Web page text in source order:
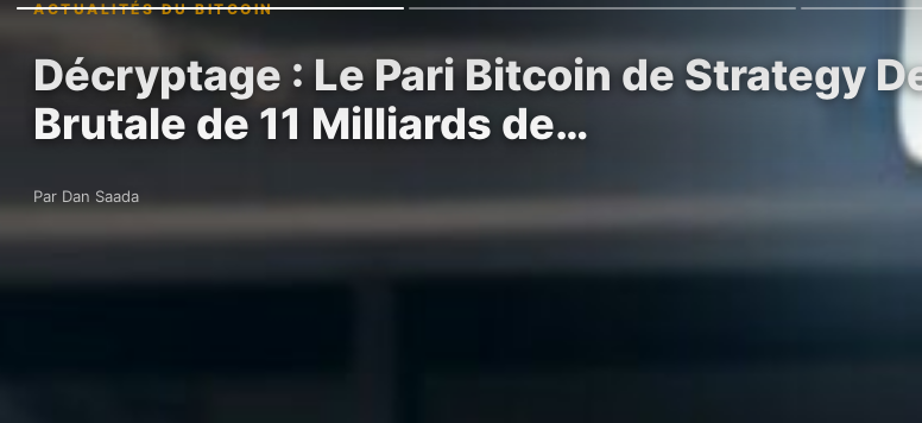
ACTUALITÉS DU BITCOIN
Décryptage : Le Pari Bitcoin de Strategy
Brutale de 11 Milliards de…
Par Dan Saada